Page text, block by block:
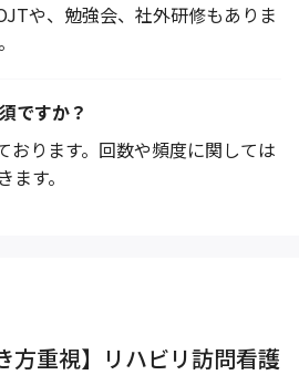
や、勉強会、社外研修もありま
ですか？
おります。回数や頻度に関しては
す。
方重視】リハビリ訪問看護